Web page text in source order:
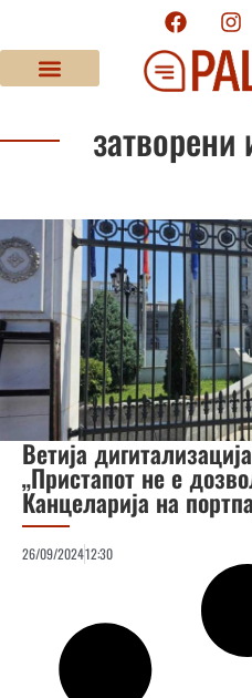
затворени
Ветија
„Пристапот не е
Канцеларија на
26/09/202412:30